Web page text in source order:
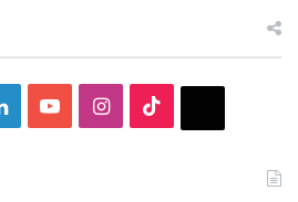
LinkedInYouTubeInstagram